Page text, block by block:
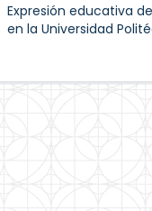
Expresión educativa
en la Universidad